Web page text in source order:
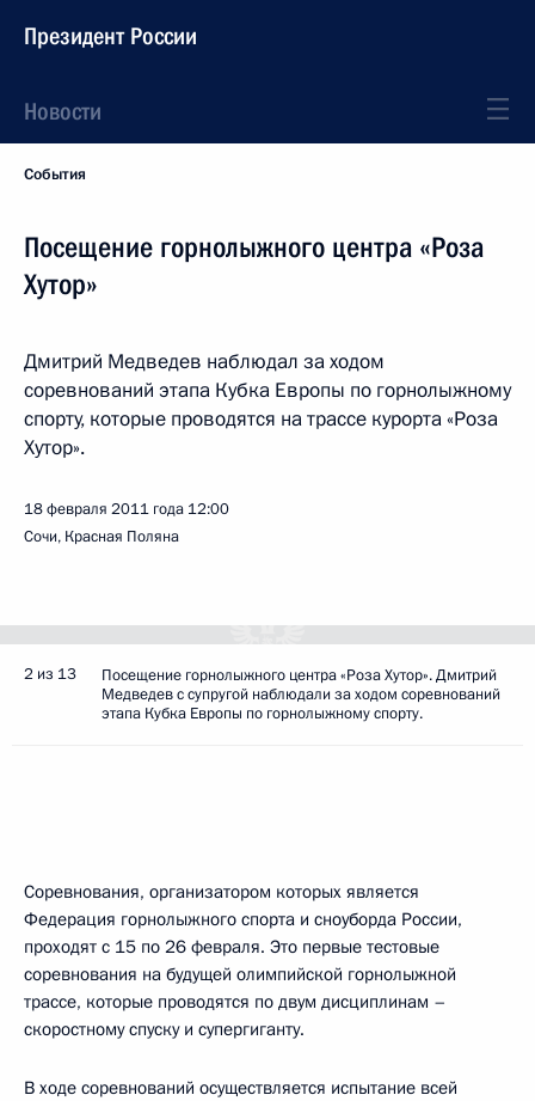
Президент России
Новости
События
Посещение горнолыжного центра «Роза
Хутор»
Дмитрий Медведев наблюдал за ходом
соревнований этапа Кубка Европы по горнолыжному
спорту, которые проводятся на трассе курорта «Роза
Хутор».
18 февраля 2011 года 12:00
Сочи, Красная Поляна
2 из 13
Посещение горнолыжного центра «Роза Хутор». Дмитрий
Медведев с супругой наблюдали за ходом соревнований
этапа Кубка Европы по горнолыжному спорту.
Соревнования, организатором которых является
Федерация горнолыжного спорта и сноуборда России,
проходят с 15 по 26 февраля. Это первые тестовые
соревнования на будущей олимпийской горнолыжной
трассе, которые проводятся по двум дисциплинам –
скоростному спуску и супергиганту.
В ходе соревнований осуществляется испытание всей